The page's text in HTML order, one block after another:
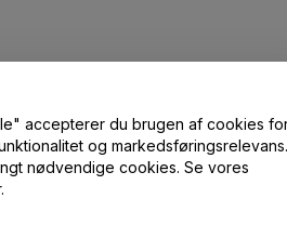
os
accepterer du brugen af cookies
og markedsføringsrelevans.
nødvendige cookies. Se vores